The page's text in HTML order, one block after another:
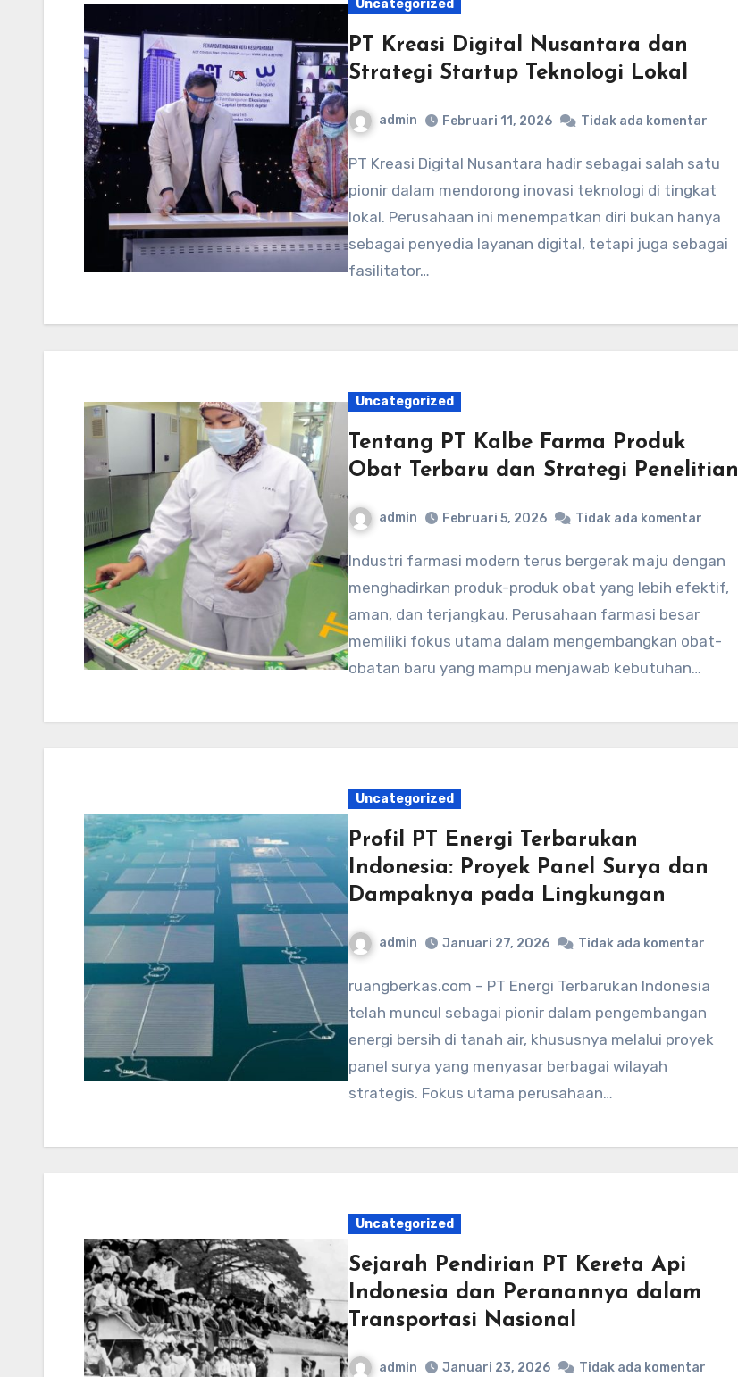
Uncategorized
PT Kreasi Digital Nusantara dan
Strategi Startup Teknologi Lokal
admin Februari 11, 2026 Tidak ada komentar
PT Kreasi Digital Nusantara hadir sebagai salah satu
pionir dalam mendorong inovasi teknologi di tingkat
lokal. Perusahaan ini menempatkan diri bukan hanya
sebagai penyedia layanan digital, tetapi juga sebagai
fasilitator…
Uncategorized
Tentang PT Kalbe Farma Produk
Obat Terbaru dan Strategi Penelitian
admin Februari 5, 2026 Tidak ada komentar
Industri farmasi modern terus bergerak maju dengan
menghadirkan produk-produk obat yang lebih efektif,
aman, dan terjangkau. Perusahaan farmasi besar
memiliki fokus utama dalam mengembangkan obat-
obatan baru yang mampu menjawab kebutuhan…
Uncategorized
Profil PT Energi Terbarukan
Indonesia: Proyek Panel Surya dan
Dampaknya pada Lingkungan
admin Januari 27, 2026 Tidak ada komentar
ruangberkas.com – PT Energi Terbarukan Indonesia
telah muncul sebagai pionir dalam pengembangan
energi bersih di tanah air, khususnya melalui proyek
panel surya yang menyasar berbagai wilayah
strategis. Fokus utama perusahaan…
Uncategorized
Sejarah Pendirian PT Kereta Api
Indonesia dan Peranannya dalam
Transportasi Nasional
admin Januari 23, 2026 Tidak ada komentar